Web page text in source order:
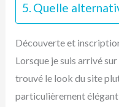
Quelle
Découverte et
Lorsque je suis arrivé sur
trouvé le look du site
particulièrement